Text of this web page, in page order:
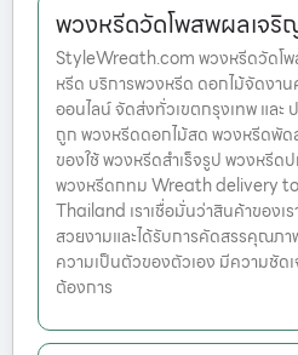
พวงหรีดวัดโพสพผลเจริ
StyleWreath.com พวงหรีดวัดโ
หรีด บริการพวงหรีด ดอกไม้จัดงา
ออนไลน์ จัดส่งทั่วเขตกรุงเทพ และ
ถูก พวงหรีดดอกไม้สด พวงหรีดพั
ของใช้ พวงหรีดสำเร็จรูป พวงหรี
พวงหรีดกทม Wreath delivery
Thailand เราเชื่อมั่นว่าสินค้าของ
สวยงามและได้รับการคัดสรรคุณภ
ความเป็นตัวของตัวเอง มีความชัด
ต้องการ